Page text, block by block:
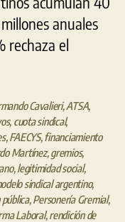
anuales
rechaza el
Cavalieri, ATSA,
, cuota sindical,
, FAECYS, financiamiento
Martínez, gremios,
, legitimidad social,
sindical argentino,
, Personería Gremial,
Laboral,rendición de